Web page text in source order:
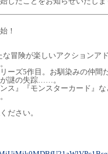
！
冒険が楽しいアクションア
ーズ5作目。お馴染みの仲間
謎の失踪……。
ス』『モンスターカード』
ださい。